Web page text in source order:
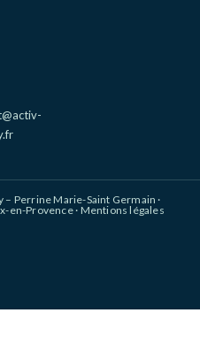
Perrine Marie-Saint Germain ·
en-Provence · Mentions légales